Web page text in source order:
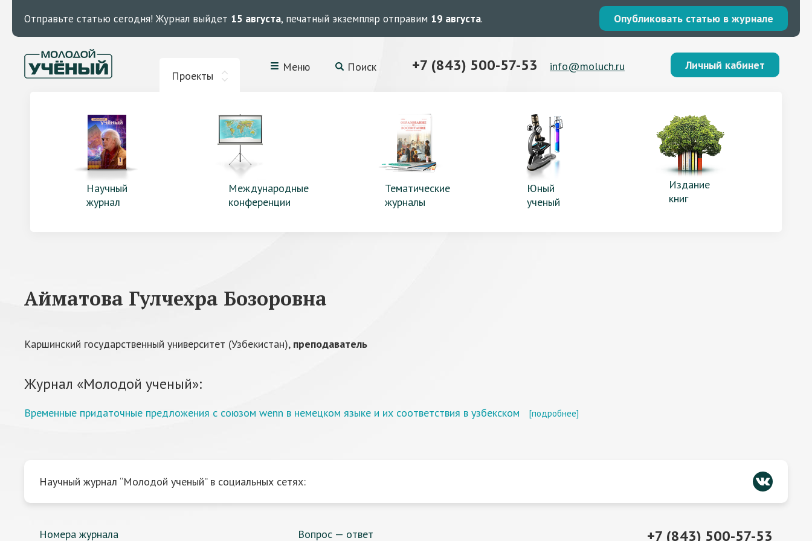
Отправьте статью сегодня! Журнал выйдет 15 августа, печатный экземпляр отправим 19 августа. Опубликовать статью в журнале
Проекты
Меню Поиск +7 (843) 500-57-53 info@moluch.ru Личный кабинет
Научный
журнал
Международные
конференции
Тематические
журналы
Юный
ученый
Издание
книг
Айматова Гулчехра Бозоровна
Каршинский государственный университет (Узбекистан), преподаватель
Журнал «Молодой ученый»:
Временные придаточные предложения с союзом wenn в немецком языке и их соответствия в узбекском [подробнее]
Научный журнал “Молодой ученый” в социальных сетях:
Номера журнала Вопрос — ответ +7 (843) 500-57-53